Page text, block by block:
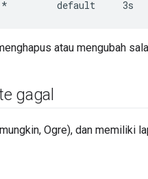
*         default     3s
atau mengubah
gagal
Ogre), dan memiliki